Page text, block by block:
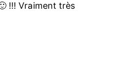
!!! Vraiment très